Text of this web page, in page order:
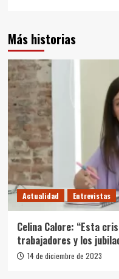
Más historias
Actualidad Entrevistas
Celina Calore: “Esta
trabajadores y los
14 de diciembre de 2023